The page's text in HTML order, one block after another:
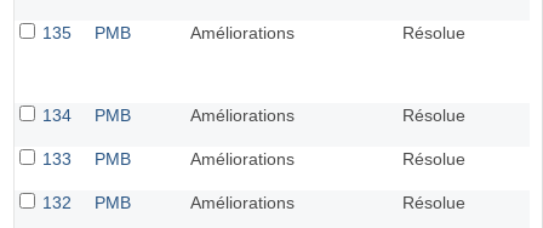
135 PMB Améliorations Résolue
134 PMB Améliorations Résolue
133 PMB Améliorations Résolue
132 PMB Améliorations Résolue